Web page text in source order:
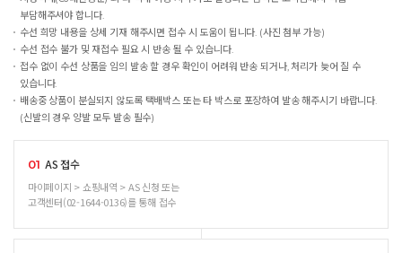
부담해주셔야 합니다.
수선 희망 내용을 상세 기재 해주시면 접수 시 도움이 됩니다. (사진 첨부 가능)
수선 접수 불가 및 재접수 필요 시 반송 될 수 있습니다.
접수 없이 수선 상품을 임의 발송 할 경우 확인이 어려워 반송 되거나, 처리가 늦어 질 수
있습니다.
배송중 상품이 분실되지 않도록 택배박스 또는 타 박스로 포장하여 발송 해주시기 바랍니다.
(신발의 경우 양발 모두 발송 필수)
01 AS 접수
마이페이지 > 쇼핑내역 > AS 신청 또는
고객센터(02-1644-0136)를 통해 접수